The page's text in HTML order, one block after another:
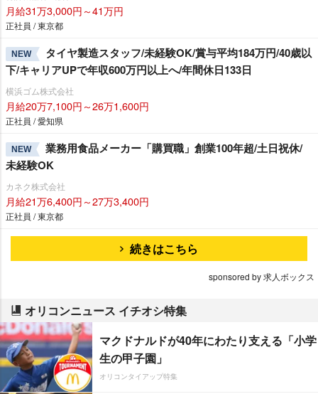
月給31万3,000円～41万円
正社員 / 東京都
NEW
タイヤ製造スタッフ/未経験OK/賞与平均184万円/40歳以
下/キャリアUPで年収600万円以上へ/年間休日133日
横浜ゴム株式会社
月給20万7,100円～26万1,600円
正社員 / 愛知県
NEW
業務用食品メーカー「購買職」創業100年超/土日祝休/
未経験OK
カネク株式会社
月給21万6,400円～27万3,400円
正社員 / 東京都
続きはこちら
sponsored by 求人ボックス
オリコンニュース イチオシ特集
マクドナルドが40年にわたり支える「小学
生の甲子園」
オリコンタイアップ特集